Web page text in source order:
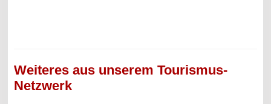
Weiteres aus unserem Tourismus-
Netzwerk